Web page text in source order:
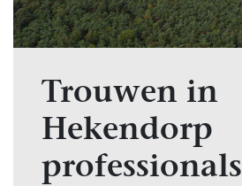
Trouwen in
Hekendorp
professionals